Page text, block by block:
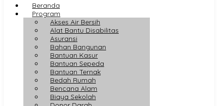
Beranda
Program
Akses Air Bersih
Alat Bantu Disabilitas
Asuransi
Bahan Bangunan
Bantuan Kasur
Bantuan Sepeda
Bantuan Ternak
Bedah Rumah
Bencana Alam
Biaya Sekolah